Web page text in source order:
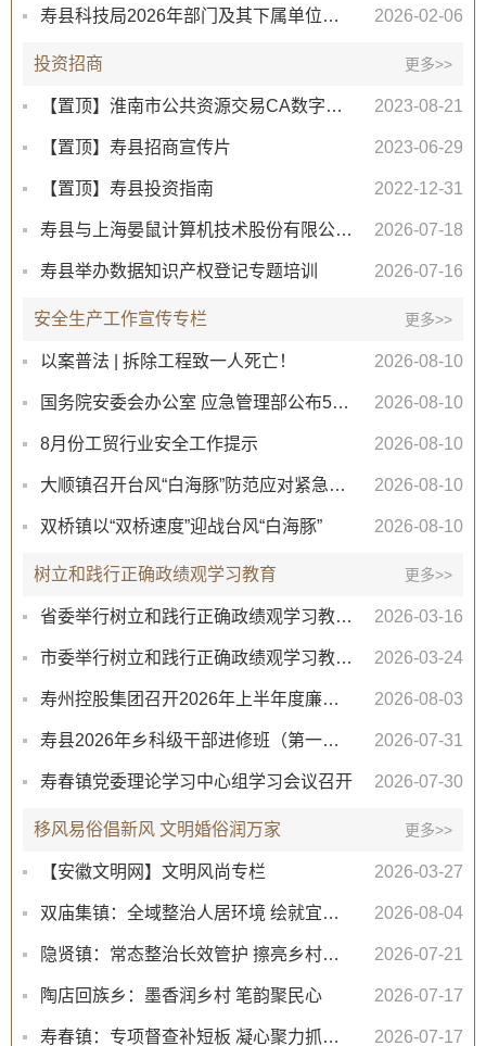
寿县科技局2026年部门及其下属单位预算及“三公”经费预算公开 2026-02-06
投资招商 更多>>
【置顶】淮南市公共资源交易CA数字证书及电子签章办理办事指南 2023-08-21
【置顶】寿县招商宣传片 2023-06-29
【置顶】寿县投资指南 2022-12-31
寿县与上海晏鼠计算机技术股份有限公司签订合作协议 2026-07-18
寿县举办数据知识产权登记专题培训 2026-07-16
安全生产工作宣传专栏 更多>>
以案普法 | 拆除工程致一人死亡！ 2026-08-10
国务院安委会办公室 应急管理部公布5起烟花爆竹全链条“打非治违”典型案例 2026-08-10
8月份工贸行业安全工作提示 2026-08-10
大顺镇召开台风“白海豚”防范应对紧急推进会 2026-08-10
双桥镇以“双桥速度”迎战台风“白海豚” 2026-08-10
树立和践行正确政绩观学习教育 更多>>
省委举行树立和践行正确政绩观学习教育读书班集中交流研讨暨省委理论学习中心组学习会议 2026-03-16
市委举行树立和践行正确政绩观学习教育读书班集中交流研讨暨市委理论学习中心组学习会议 2026-03-24
寿州控股集团召开2026年上半年度廉政警示教育培训大会 2026-08-03
寿县2026年乡科级干部进修班（第一期）圆满结业 2026-07-31
寿春镇党委理论学习中心组学习会议召开 2026-07-30
移风易俗倡新风 文明婚俗润万家 更多>>
【安徽文明网】文明风尚专栏 2026-03-27
双庙集镇：全域整治人居环境 绘就宜居新画卷 2026-08-04
隐贤镇：常态整治长效管护 擦亮乡村生态底色 2026-07-21
陶店回族乡：墨香润乡村 笔韵聚民心 2026-07-17
寿春镇：专项督查补短板 凝心聚力抓创建 2026-07-17